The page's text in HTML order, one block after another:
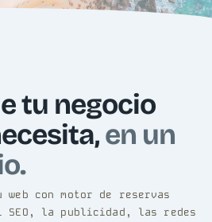
tu negocio
en un
web con motor de reservas
SEO, la publicidad, las redes